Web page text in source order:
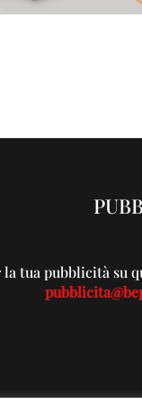
la tua pubblicità su